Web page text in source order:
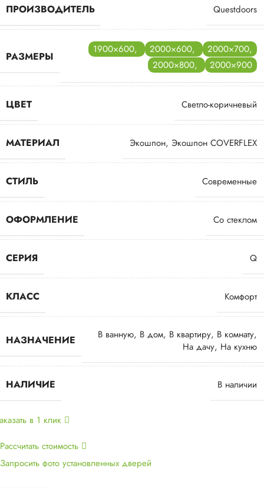
ПРОИЗВОДИТЕЛЬ Questdoors
РАЗМЕРЫ
1900×600, 2000×600, 2000×700,
2000×800, 2000×900
ЦВЕТ Светло-коричневый
МАТЕРИАЛ Экошпон, Экошпон COVERFLEX
СТИЛЬ Современные
ОФОРМЛЕНИЕ Со стеклом
СЕРИЯ Q
КЛАСС Комфорт
НАЗНАЧЕНИЕ В ванную, В дом, В квартиру, В комнату,
На дачу, На кухню
НАЛИЧИЕ В наличии
в 1 клик
Рассчитать стоимость
Запросить фото установленных дверей